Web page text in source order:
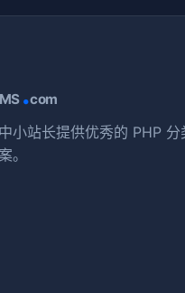
.com
小站长提供优秀的 PHP 分
。